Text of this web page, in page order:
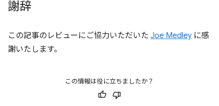
謝辞
この記事のレビューにご協力いただいた Joe Medley に感
謝いたします。
この情報は役に立ちましたか？